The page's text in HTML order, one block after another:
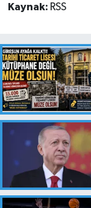
Kaynak: RSS